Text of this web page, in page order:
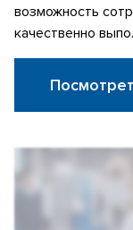
возможность
качественно